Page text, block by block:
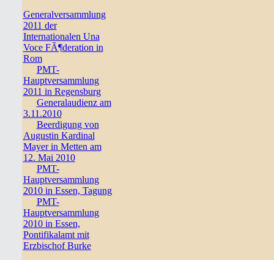
Generalversammlung
2011 der
Internationalen Una
Voce FÃ¶deration in
Rom
PMT-
Hauptversammlung
2011 in Regensburg
Generalaudienz am
3.11.2010
Beerdigung von
Augustin Kardinal
Mayer in Metten am
12. Mai 2010
PMT-
Hauptversammlung
2010 in Essen, Tagung
PMT-
Hauptversammlung
2010 in Essen,
Pontifikalamt mit
Erzbischof Burke